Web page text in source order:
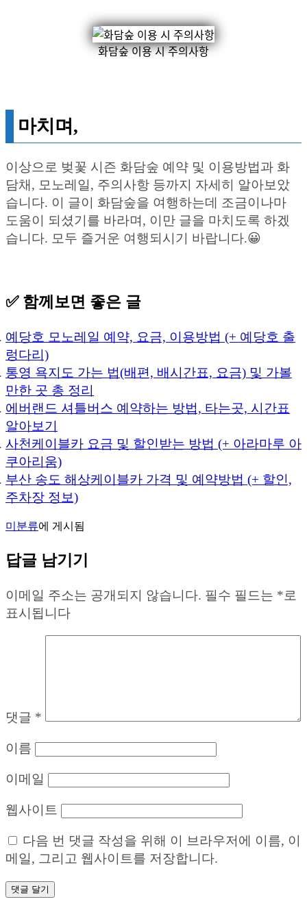
화담숲 이용 시 주의사항
마치며,
이상으로 벚꽃 시즌 화담숲 예약 및 이용방법과 화
담채, 모노레일, 주의사항 등까지 자세히 알아보았
습니다. 이 글이 화담숲을 여행하는데 조금이나마
도움이 되셨기를 바라며, 이만 글을 마치도록 하겠
습니다. 모두 즐거운 여행되시기 바랍니다.😀
✅ 함께보면 좋은 글
예당호 모노레일 예약, 요금, 이용방법 (+ 예당호 출
렁다리)
통영 욕지도 가는 법(배편, 배시간표, 요금) 및 가볼
만한 곳 총 정리
에버랜드 셔틀버스 예약하는 방법, 타는곳, 시간표
알아보기
사천케이블카 요금 및 할인받는 방법 (+ 아라마루 아
쿠아리움)
부산 송도 해상케이블카 가격 및 예약방법 (+ 할인,
주차장 정보)
미분류에 게시됨
답글 남기기
이메일 주소는 공개되지 않습니다. 필수 필드는 *로
표시됩니다
댓글 *
이름
이메일
웹사이트
다음 번 댓글 작성을 위해 이 브라우저에 이름, 이
메일, 그리고 웹사이트를 저장합니다.